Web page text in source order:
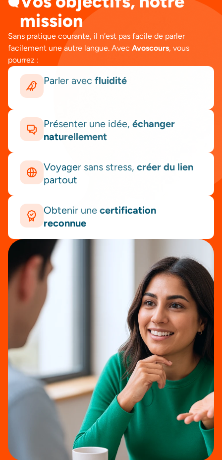
mission
Sans pratique courante, il n’est pas facile de parler
facilement une autre langue. Avec Avoscours, vous
pourrez :
Parler avec fluidité
Présenter une idée, échanger
naturellement
Voyager sans stress, créer du lien
partout
Obtenir une certification
reconnue